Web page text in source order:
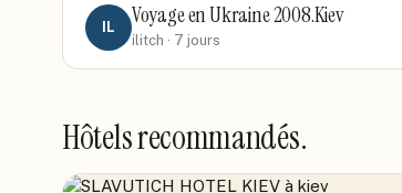
IL Voyage en Ukraine 2008.Kiev
ilitch · 7 jours
Hôtels recommandés.